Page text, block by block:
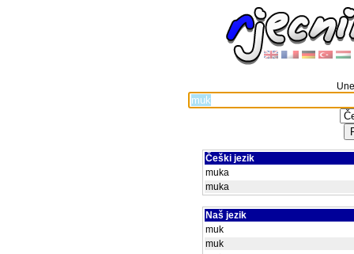
Češki jezik
muka
muka
Naš jezik
muk
muk